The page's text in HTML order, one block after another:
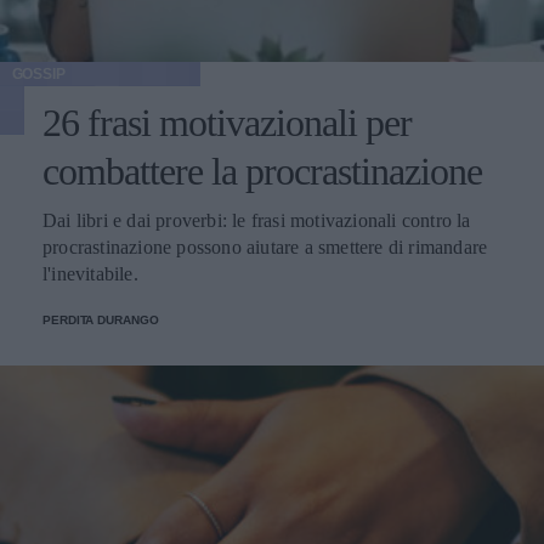
26 frasi motivazionali per
combattere la procrastinazione
Dai libri e dai proverbi: le frasi motivazionali contro la
procrastinazione possono aiutare a smettere di rimandare
l'inevitabile.
PERDITA DURANGO